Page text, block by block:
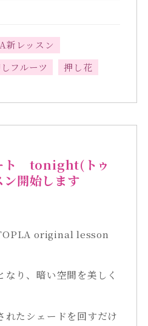
新レッスン
フルーツ 押し花
ト tonight(トゥ
ン開始します
original lesson
り、暗い空間を美しく
れたシェードを回すだけ